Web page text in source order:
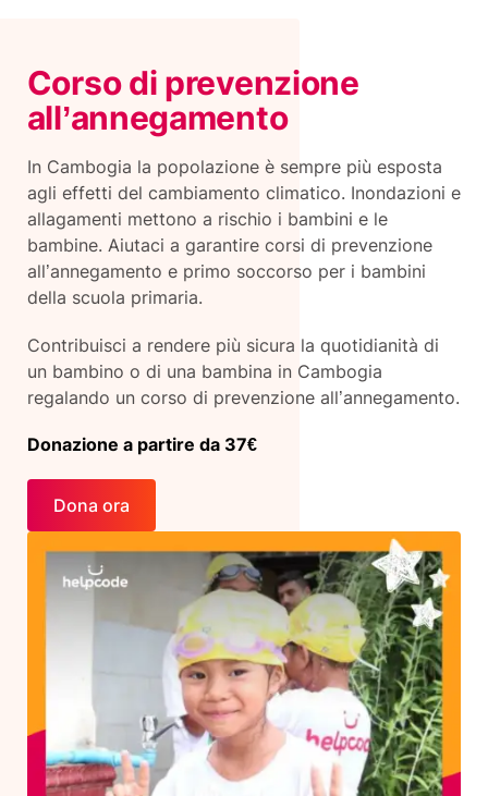
Corso di prevenzione
all’annegamento
In Cambogia la popolazione è sempre più esposta
agli effetti del cambiamento climatico. Inondazioni e
allagamenti mettono a rischio i bambini e le
bambine. Aiutaci a garantire corsi di prevenzione
all’annegamento e primo soccorso per i bambini
della scuola primaria.
Contribuisci a rendere più sicura la quotidianità di
un bambino o di una bambina in Cambogia
regalando un corso di prevenzione all’annegamento.
Donazione a partire da 37€
Dona ora